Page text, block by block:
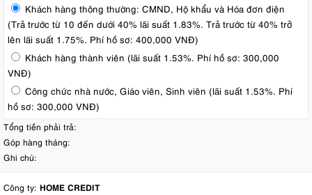
Khách hàng thông thường: CMND, Hộ khẩu và Hóa đơn điện
(Trả trước từ 10 đến dưới 40% lãi suất 1.83%. Trả trước từ 40% trở
lên lãi suất 1.75%. Phí hồ sơ: 400,000 VNĐ)
Khách hàng thành viên (lãi suất 1.53%. Phí hồ sơ: 300,000
VNĐ)
Công chức nhà nước, Giáo viên, Sinh viên (lãi suất 1.53%. Phí
hồ sơ: 300,000 VNĐ)
Tổng tiền phải trả:
Góp hàng tháng:
Ghi chú:
Công ty: HOME CREDIT